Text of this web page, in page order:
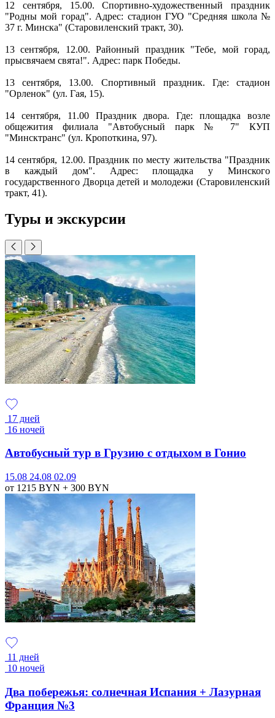
12 сентября, 15.00. Спортивно-художественный праздник
"Родны мой горад". Адрес: стадион ГУО "Средняя школа №
37 г. Минска" (Старовиленский тракт, 30).
13 сентября, 12.00. Районный праздник "Тебе, мой горад,
прысвячаем свята!". Адрес: парк Победы.
13 сентября, 13.00. Спортивный праздник. Где: стадион
"Орленок" (ул. Гая, 15).
14 сентября, 11.00 Праздник двора. Где: площадка возле
общежития филиала "Автобусный парк № 7" КУП
"Минсктранс" (ул. Кропоткина, 97).
14 сентября, 12.00. Праздник по месту жительства "Праздник
в каждый дом". Адрес: площадка у Минского
государственного Дворца детей и молодежи (Старовиленский
тракт, 41).
Туры и экскурсии
17 дней
16 ночей
Автобусный тур в Грузию с отдыхом в Гонио
15.08 24.08 02.09
от 1215 BYN + 300 BYN
11 дней
10 ночей
Два побережья: солнечная Испания + Лазурная
Франция №3